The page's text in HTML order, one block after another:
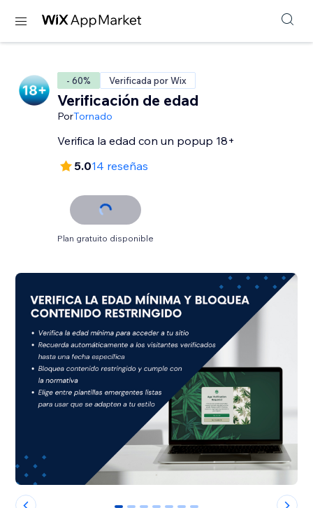
- 60% Verificada por Wix
Verificación de edad
PorTornado
Verifica la edad con un popup 18+
5.014 reseñas
Plan gratuito disponible